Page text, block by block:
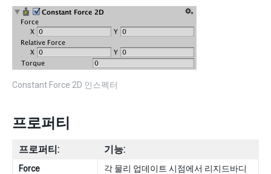
Constant Force 2D 인스펙터
프로퍼티
프로퍼티: 기능:
Force
각 물리 업데이트 시점에서 리지드바디